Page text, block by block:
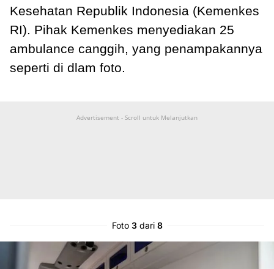
Kesehatan Republik Indonesia (Kemenkes
RI). Pihak Kemenkes menyediakan 25
ambulance canggih, yang penampakannya
seperti di dlam foto.
Advertisement - Scroll untuk Melanjutkan
Foto 3dari 8